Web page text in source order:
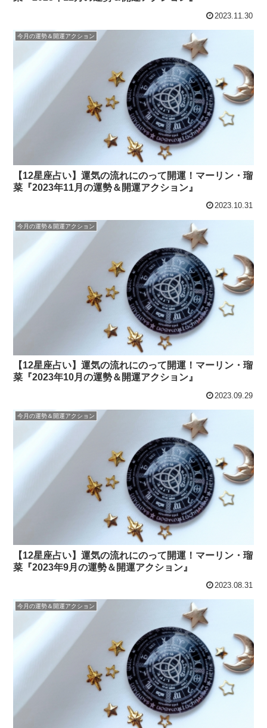
2023.11.30
今月の運勢＆開運アクション
【12星座占い】運気の流れにのって開運！マーリン・瑠
菜『2023年11月の運勢＆開運アクション』
2023.10.31
今月の運勢＆開運アクション
【12星座占い】運気の流れにのって開運！マーリン・瑠
菜『2023年10月の運勢＆開運アクション』
2023.09.29
今月の運勢＆開運アクション
【12星座占い】運気の流れにのって開運！マーリン・瑠
菜『2023年9月の運勢＆開運アクション』
2023.08.31
今月の運勢＆開運アクション